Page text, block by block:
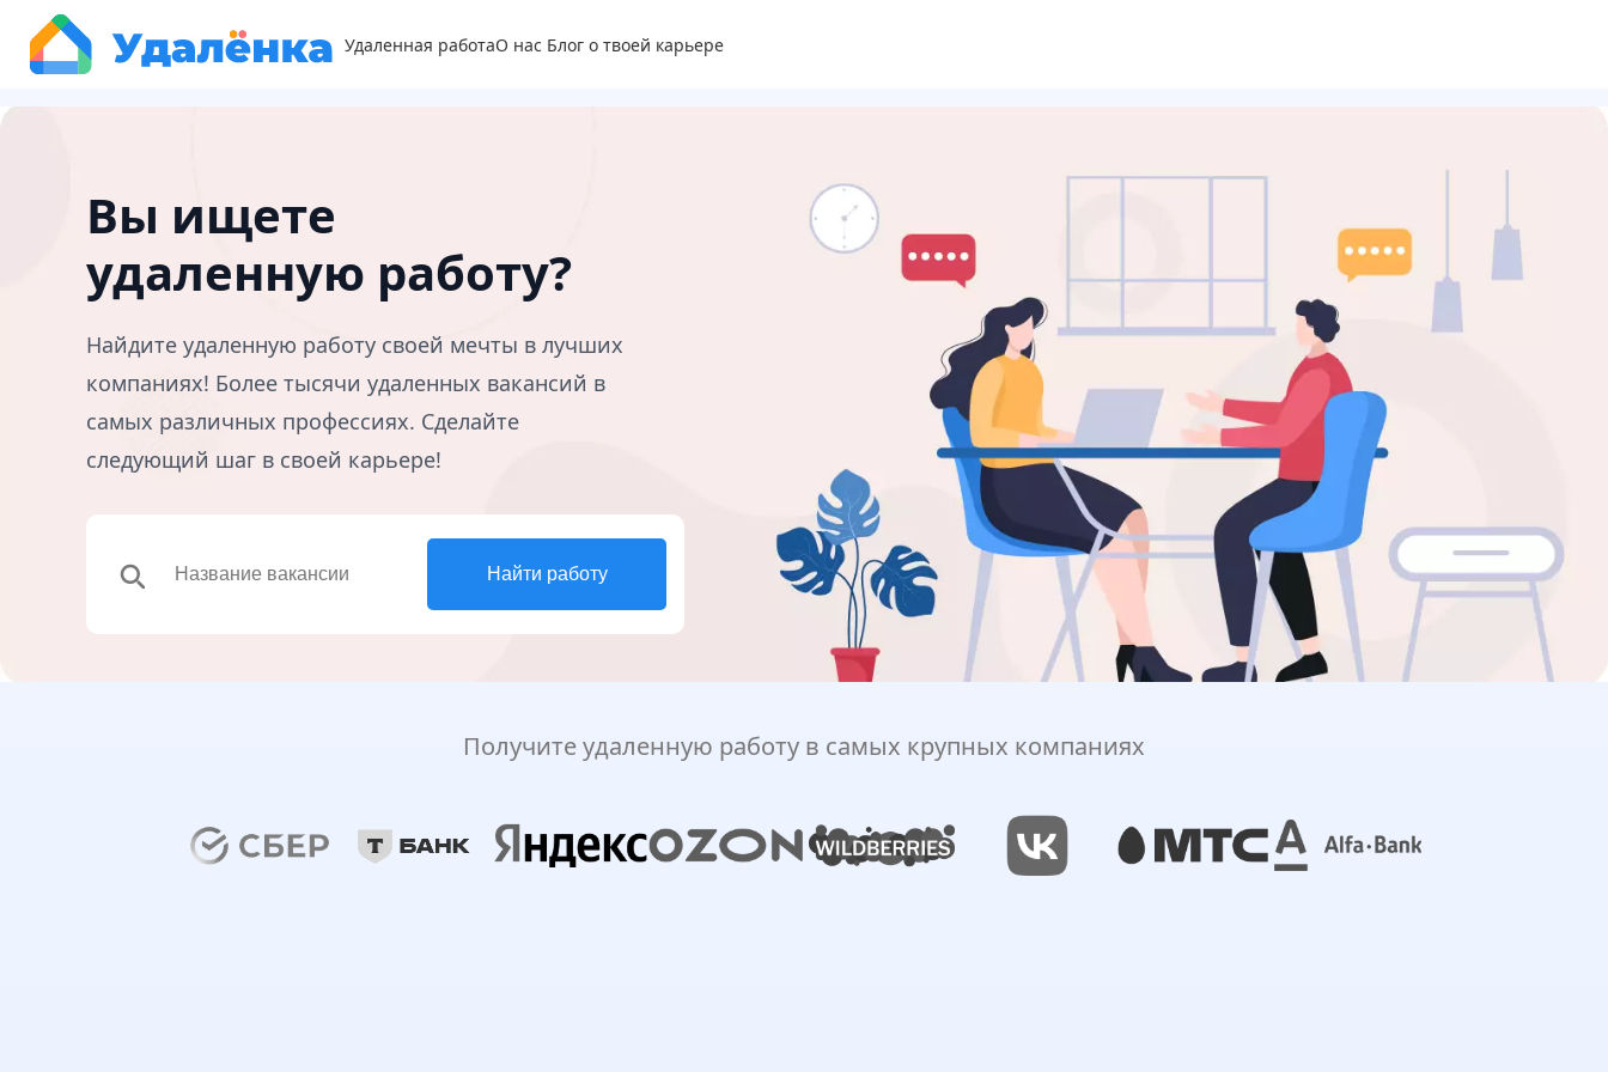
Удаленная работаО нас Блог о твоей карьере
Вы ищете
удаленную работу?
Найдите удаленную работу своей мечты в лучших
компаниях! Более тысячи удаленных вакансий в
самых различных профессиях. Сделайте
следующий шаг в своей карьере!
search Найти работу
Получите удаленную работу в самых крупных компаниях